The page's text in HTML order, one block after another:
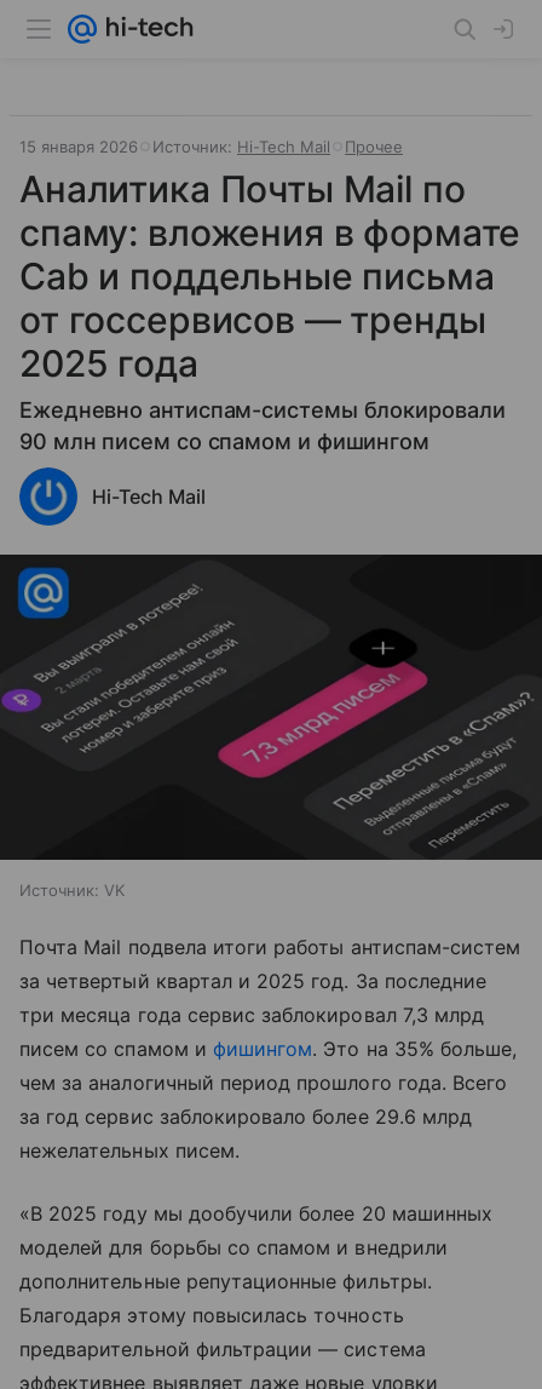
15 января 2026 Источник: Hi-Tech Mail Прочее
Аналитика Почты Mail по
спаму: вложения в формате
Cab и поддельные письма
от госсервисов — тренды
2025 года
Ежедневно антиспам-системы блокировали
90 млн писем со спамом и фишингом
Hi-Tech Mail
Источник: VK
Почта Mail подвела итоги работы антиспам-систем
за четвертый квартал и 2025 год. За последние
три месяца года сервис заблокировал 7,3 млрд
писем со спамом и фишингом. Это на 35% больше,
чем за аналогичный период прошлого года. Всего
за год сервис заблокировало более 29.6 млрд
нежелательных писем.
«В 2025 году мы дообучили более 20 машинных
моделей для борьбы со спамом и внедрили
дополнительные репутационные фильтры.
Благодаря этому повысилась точность
предварительной фильтрации — система
эффективнее выявляет даже новые уловки